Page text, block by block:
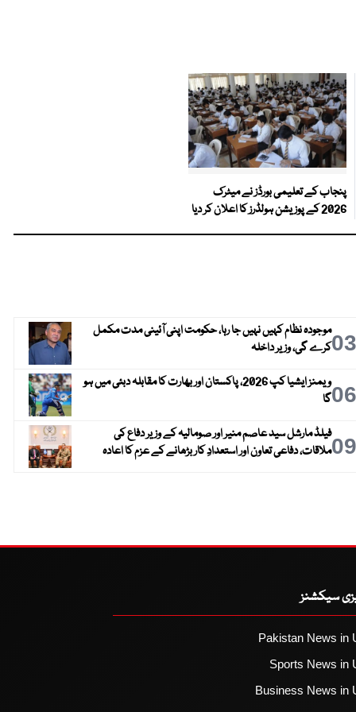
پنجاب کے تعلیمی بورڈز نے میٹرک
2026 کے پوزیشن ہولڈرز کا اعلان کر دیا
03موجودہ نظام کہیں نہیں جا رہا، حکومت اپنی آئینی مدت مکمل
کرے گی، وزیر داخلہ
06
ویمنز ایشیا کپ 2026، پاکستان اور بھارت کا مقابلہ دبئی میں ہو
گا
09فیلڈ مارشل سید عاصم منیر اور صومالیہ کے وزیر دفاع کی
ملاقات، دفاعی تعاون اور استعدادِ کار بڑھانے کے عزم کا اعادہ
سیکشنز
Pakistan News in
Sports News in
Business News in